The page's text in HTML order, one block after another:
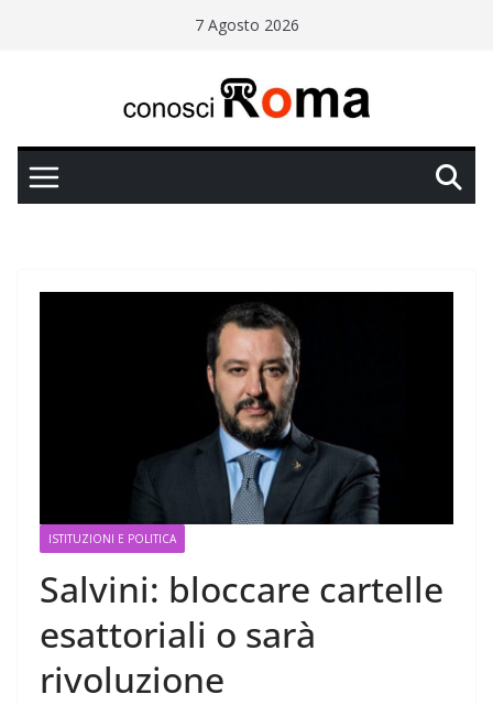
7 Agosto 2026
ISTITUZIONI E POLITICA
Salvini: bloccare cartelle
esattoriali o sarà
rivoluzione